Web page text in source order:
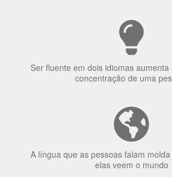
Ser fluente em dois idiomas
concentração de uma
A língua que as pessoas falam
elas veem o mundo